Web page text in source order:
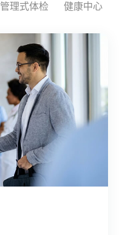
管理式体检 健康中心